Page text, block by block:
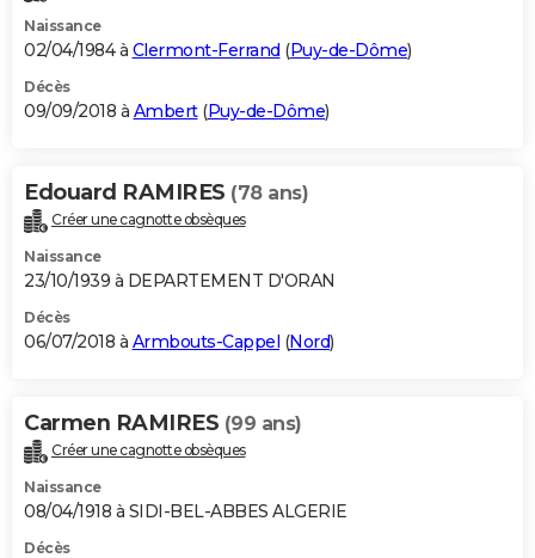
Naissance
02/04/1984 à Clermont-Ferrand (Puy-de-Dôme)
Décès
09/09/2018 à Ambert(Puy-de-Dôme)
Edouard RAMIRES (78 ans)
Créer une cagnotte obsèques
Naissance
23/10/1939 à DEPARTEMENT D'ORAN
Décès
06/07/2018 à Armbouts-Cappel (Nord)
Carmen RAMIRES (99 ans)
Créer une cagnotte obsèques
Naissance
08/04/1918 à SIDI-BEL-ABBES ALGERIE
Décès